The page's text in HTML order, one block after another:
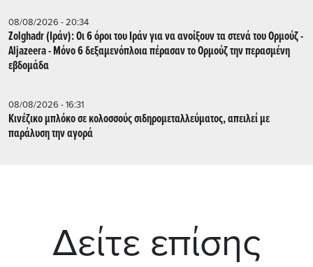
08/08/2026 - 20:34
Zolghadr (Ιράν): Οι 6 όροι του Ιράν για να ανοίξουν τα στενά του Ορμούζ -
Aljazeera - Mόνο 6 δεξαμενόπλοια πέρασαν το Ορμούζ την περασμένη
εβδομάδα
08/08/2026 - 16:31
Κινέζικο μπλόκο σε κολοσσούς σιδηρομεταλλεύματος, απειλεί με
παράλυση την αγορά
Δείτε επίσης